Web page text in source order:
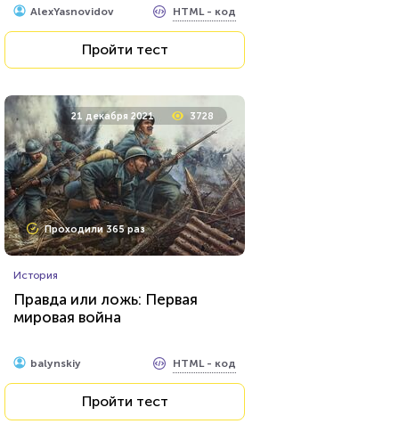
Пройти тест
23 ноября 2021
Проходили 248 раз
Тест на знание
развлекательной индустрии
90-х годов
Пройти тест
AlexYasnovidov HTML - код
Пройти тест
21 декабря 2021 3728
Проходили 365 раз
История
Правда или ложь: Первая
мировая война
balynskiy HTML - код
Пройти тест